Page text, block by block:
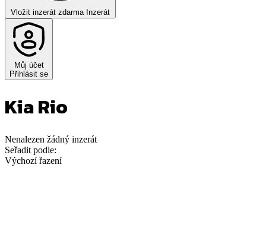
Vložit inzerát zdarma Inzerát
Můj účet
Přihlásit se
Kia Rio
Nenalezen žádný inzerát
Seřadit podle:
Výchozí řazení